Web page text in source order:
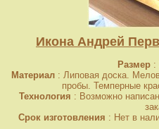
Икона Андрей
Размер:
Материал : Липовая доска.
пробы. Темперные
Технология : Возможно
Срок изготовления : Нет в